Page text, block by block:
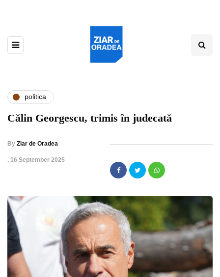
politica
Călin Georgescu, trimis în judecată
By Ziar de Oradea
, 16 September 2025